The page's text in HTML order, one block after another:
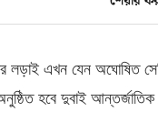
লড়াই এখন যেন অঘোষিত
হবে দুবাই আন্তর্জাতিক